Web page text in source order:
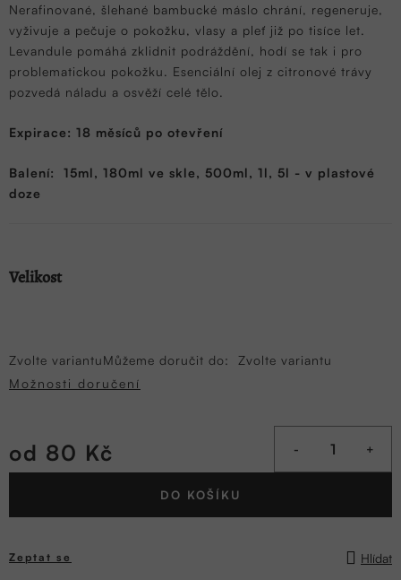
Nerafinované, šlehané bambucké máslo chrání, regeneruje,
vyživuje a pečuje o pokožku, vlasy a pleť již po tisíce let.
Levandule pomáhá zklidnit podráždění, hodí se tak i pro
problematickou pokožku. Esenciální olej z citronové trávy
pozvedá náladu a osvěží celé tělo.
Expirace: 18 měsíců po otevření
Balení: 15ml, 180ml ve skle, 500ml, 1l, 5l - v plastové
doze
Velikost
Zvolte variantuMůžeme doručit do:
Zvolte variantu
Možnosti doručení
od 80 Kč
Měrná
DO KOŠÍKU
Zeptat se Hlídat